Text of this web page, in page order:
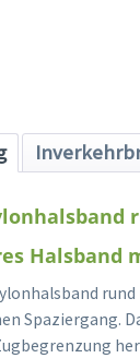
Halsband
Spaziergang.